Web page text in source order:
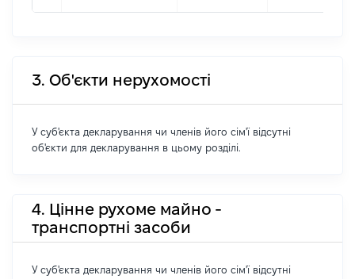
3. Об'єкти нерухомості
У суб'єкта декларування чи членів його сім'ї відсутні
об'єкти для декларування в цьому розділі.
4. Цінне рухоме майно -
транспортні засоби
У суб'єкта декларування чи членів його сім'ї відсутні